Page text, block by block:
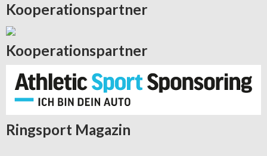
Kooperationspartner
Kooperationspartner
Ringsport Magazin